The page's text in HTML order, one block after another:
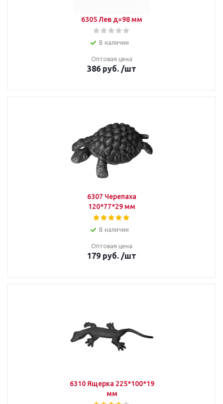
6305 Лев д=98 мм
В наличии
Оптовая цена
386 руб. /шт
6307 Черепаха
120*77*29 мм
В наличии
Оптовая цена
179 руб. /шт
6310 Ящерка 225*100*19
мм